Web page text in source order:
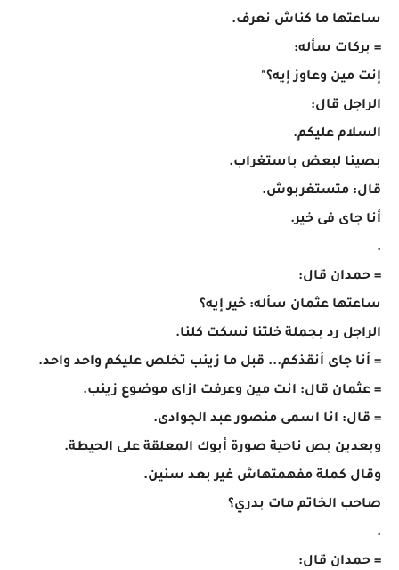
ساعتها ما كناش نعرف.
= بركات سأله:
إنت مين وعاوز إيه؟"
الراجل قال:
السلام عليكم.
بصينا لبعض باستغراب.
قال: متستغربوش.
أنا جاى فى خير.
.
= حمدان قال:
ساعتها عثمان سأله: خير إيه؟
الراجل رد بجملة خلتنا نسكت كلنا.
= أنا جاى أنقذكم... قبل ما زينب تخلص عليكم واحد واحد.
= عثمان قال: انت مين وعرفت ازاى موضوع زينب.
= قال: انا اسمى منصور عبد الجوادى.
وبعدين بص ناحية صورة أبوك المعلقة على الحيطة.
وقال كملة مفهمتهاش غير بعد سنين.
صاحب الخاتم مات بدري؟
.
= حمدان قال: